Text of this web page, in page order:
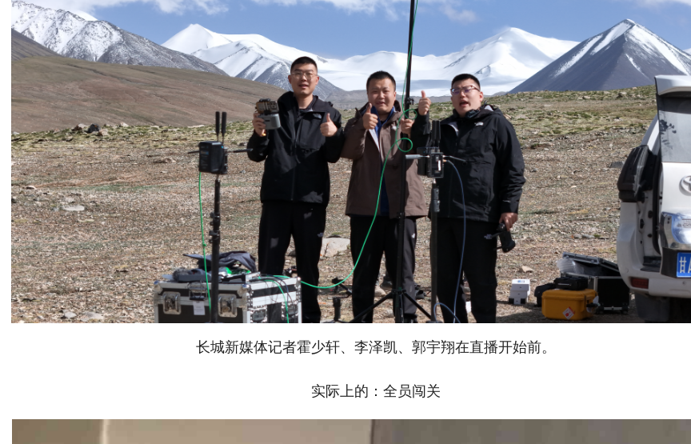
长城新媒体记者霍少轩、李泽凯、郭宇翔在直播开始前。
实际上的：全员闯关